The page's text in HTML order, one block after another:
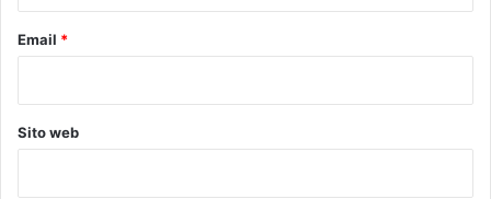
Email *
Sito web